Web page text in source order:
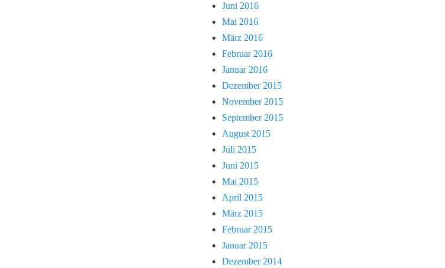
Juni 2016
Mai 2016
März 2016
Februar 2016
Januar 2016
Dezember 2015
November 2015
September 2015
August 2015
Juli 2015
Juni 2015
Mai 2015
April 2015
März 2015
Februar 2015
Januar 2015
Dezember 2014